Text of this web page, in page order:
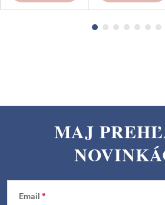
p
MAJ
Email